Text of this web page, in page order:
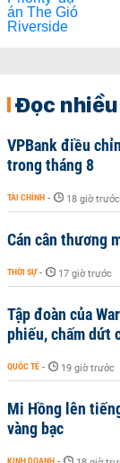
Đọc
VPBank điều
trong tháng 8
TÀI CHÍNH - 18 giờ trước
Cán cân thương
THỜI SỰ - 17 giờ trước
Tập đoàn của
phiếu, chấm dứt
QUỐC TẾ - 19 giờ trước
Mi Hồng lên
vàng bạc
KINH DOANH